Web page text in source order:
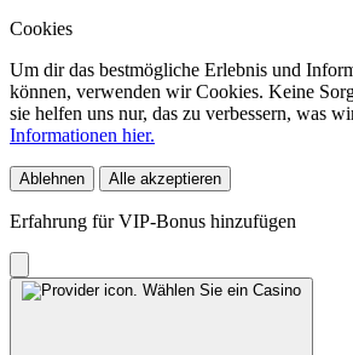
Cookies
Um dir das bestmögliche Erlebnis und
können, verwenden wir Cookies. Keine
sie helfen uns nur, das zu verbessern, was
Informationen hier.
Ablehnen Alle akzeptieren
Erfahrung für VIP-Bonus hinzufügen
Wählen Sie ein Casino